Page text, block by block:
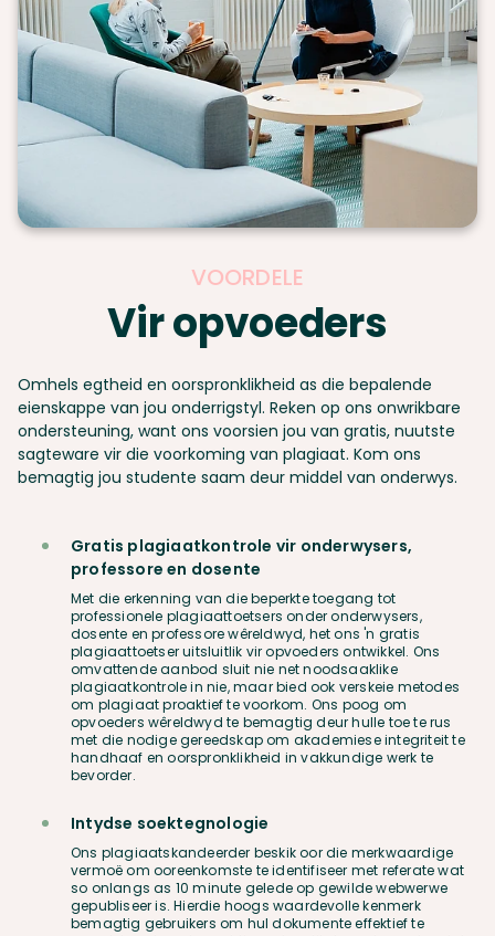
VOORDELE
Vir opvoeders
Omhels egtheid en oorspronklikheid as die bepalende
eienskappe van jou onderrigstyl. Reken op ons onwrikbare
ondersteuning, want ons voorsien jou van gratis, nuutste
sagteware vir die voorkoming van plagiaat. Kom ons
bemagtig jou studente saam deur middel van onderwys.
Gratis plagiaatkontrole vir onderwysers,
professore en dosente
Met die erkenning van die beperkte toegang tot
professionele plagiaattoetsers onder onderwysers,
dosente en professore wêreldwyd, het ons 'n gratis
plagiaattoetser uitsluitlik vir opvoeders ontwikkel. Ons
omvattende aanbod sluit nie net noodsaaklike
plagiaatkontrole in nie, maar bied ook verskeie metodes
om plagiaat proaktief te voorkom. Ons poog om
opvoeders wêreldwyd te bemagtig deur hulle toe te rus
met die nodige gereedskap om akademiese integriteit te
handhaaf en oorspronklikheid in vakkundige werk te
bevorder.
Intydse soektegnologie
Ons plagiaatskandeerder beskik oor die merkwaardige
vermoë om ooreenkomste te identifiseer met referate wat
so onlangs as 10 minute gelede op gewilde webwerwe
gepubliseer is. Hierdie hoogs waardevolle kenmerk
bemagtig gebruikers om hul dokumente effektief te